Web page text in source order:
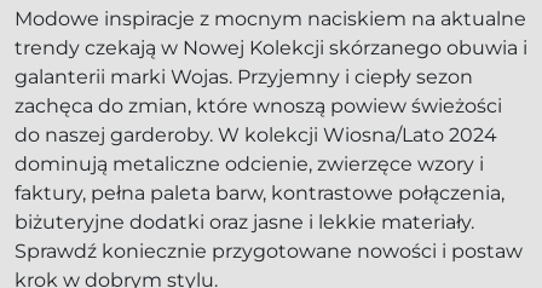
Modowe inspiracje z mocnym naciskiem na aktualne
trendy czekają w Nowej Kolekcji skórzanego obuwia i
galanterii marki Wojas. Przyjemny i ciepły sezon
zachęca do zmian, które wnoszą powiew świeżości
do naszej garderoby. W kolekcji Wiosna/Lato 2024
dominują metaliczne odcienie, zwierzęce wzory i
faktury, pełna paleta barw, kontrastowe połączenia,
biżuteryjne dodatki oraz jasne i lekkie materiały.
Sprawdź koniecznie przygotowane nowości i postaw
krok w dobrym stylu.